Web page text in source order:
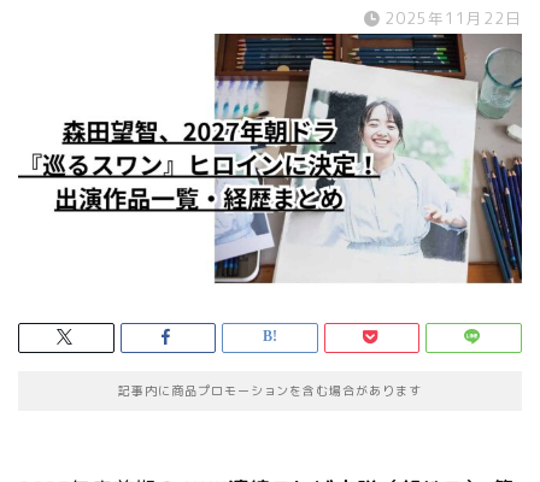
2025年11月22日
記事内に商品プロモーションを含む場合があります